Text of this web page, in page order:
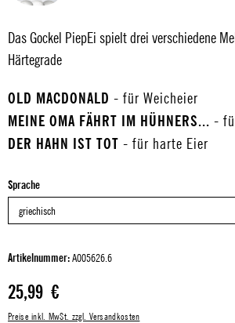
Das Gockel PiepEi spielt drei verschiedene
Härtegrade
OLD MACDONALD - für Weicheier
MEINE OMA FÄHRT IM HÜHNERS... -
DER HAHN IST TOT - für harte Eier
Spracheauswählen
Artikelnummer:A005626.6
Regulärer Preis:
25,99 €
Preise inkl. MwSt. zzgl. Versandkosten